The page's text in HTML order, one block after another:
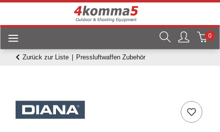
0
Zurück zur Liste Pressluftwaffen Zubehör